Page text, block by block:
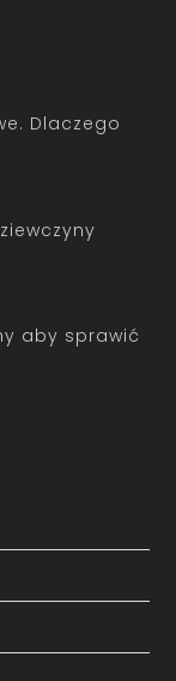
Dlaczego
aby sprawić